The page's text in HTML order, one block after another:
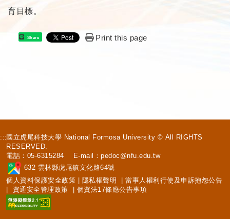
育目標。
Share Print this page
:::國立虎尾科技大學 National Formosa University © All RIGHTS
RESERVED.
電話：05-6315284 E-mail：pedoc@nfu.edu.tw
632 雲林縣虎尾鎮文化路64號
個人資料保護安全政策
隱私權聲明 |當事人權利行使及申訴抱怨公告
資通安全管理政策 個資法17條應公告事項